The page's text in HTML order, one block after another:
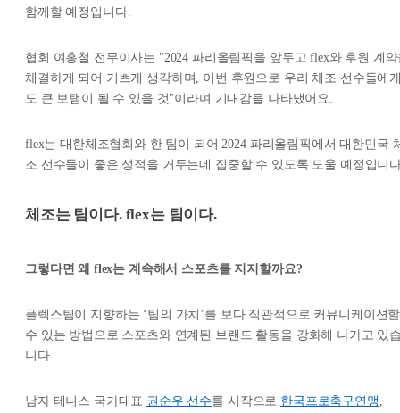
함께할 예정입니다.
협회 여홍철 전무이사는 "2024 파리올림픽을 앞두고 flex와 후원 계약
체결하게 되어 기쁘게 생각하며, 이번 후원으로 우리 체조 선수들에
도 큰 보탬이 될 수 있을 것"이라며 기대감을 나타냈어요.
flex는 대한체조협회와 한 팀이 되어 2024 파리올림픽에서 대한민국
조 선수들이 좋은 성적을 거두는데 집중할 수 있도록 도울 예정입니
체조는 팀이다. flex는 팀이다.
그렇다면 왜 flex는 계속해서 스포츠를 지지할까요?
플렉스팀이 지향하는 ‘팀의 가치’를 보다 직관적으로 커뮤니케이션할
수 있는 방법으로 스포츠와 연계된 브랜드 활동을 강화해 나가고 있
니다.
남자 테니스 국가대표 권순우 선수를 시작으로 한국프로축구연맹